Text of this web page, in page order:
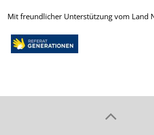
Mit freundlicher Unterstützung vom Land